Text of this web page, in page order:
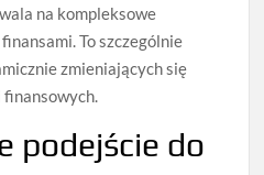
na kompleksowe
To szczególnie
zmieniających się
podejście do